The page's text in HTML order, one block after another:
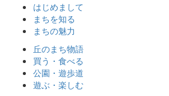
はじめまして
まちを知る
まちの魅力
丘のまち物語
買う・食べる
公園・遊歩道
遊ぶ・楽しむ